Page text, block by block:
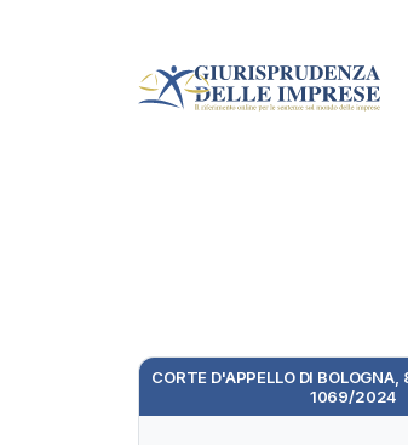
CORTE D'APPELLO DI
1069/2024